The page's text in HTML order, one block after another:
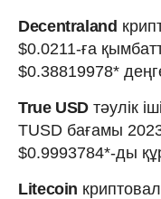
Decentraland
$0.0211-ға
$0.38819978*
True USD тәулік
TUSD бағамы
$0.9993784*-ды
Litecoin